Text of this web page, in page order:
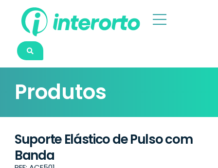
Produtos
Suporte Elástico de Pulso com
Banda